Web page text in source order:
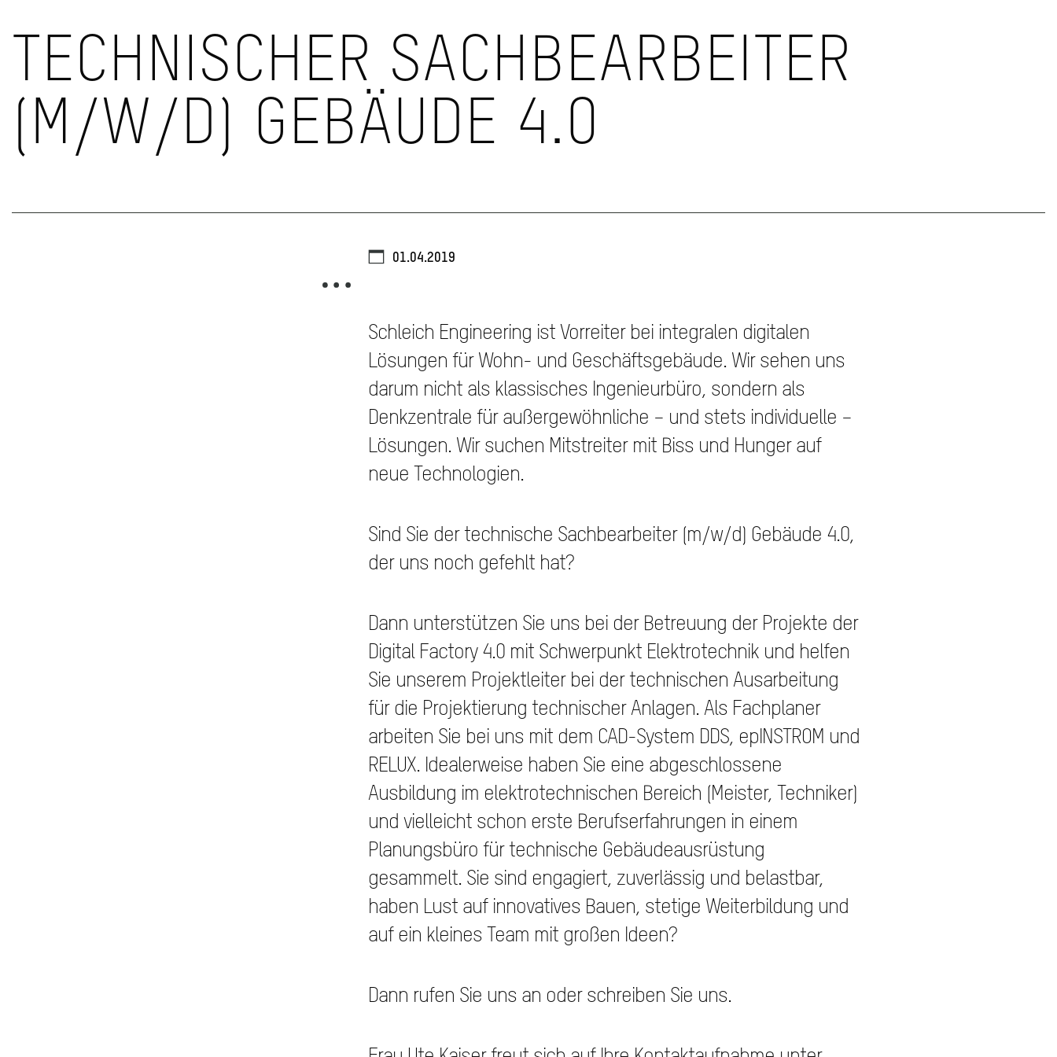
TECHNISCHER SACHBEARBEITER
(M/W/D) GEBÄUDE 4.0
01.04.2019
Schleich Engineering ist Vorreiter bei integralen digitalen
Lösungen für Wohn- und Geschäftsgebäude. Wir sehen uns
darum nicht als klassisches Ingenieurbüro, sondern als
Denkzentrale für außergewöhnliche – und stets individuelle –
Lösungen. Wir suchen Mitstreiter mit Biss und Hunger auf
neue Technologien.
Sind Sie der technische Sachbearbeiter (m/w/d) Gebäude 4.0,
der uns noch gefehlt hat?
Dann unterstützen Sie uns bei der Betreuung der Projekte der
Digital Factory 4.0 mit Schwerpunkt Elektrotechnik und helfen
Sie unserem Projektleiter bei der technischen Ausarbeitung
für die Projektierung technischer Anlagen. Als Fachplaner
arbeiten Sie bei uns mit dem CAD-System DDS, epINSTROM und
RELUX. Idealerweise haben Sie eine abgeschlossene
Ausbildung im elektrotechnischen Bereich (Meister, Techniker)
und vielleicht schon erste Berufserfahrungen in einem
Planungsbüro für technische Gebäudeausrüstung
gesammelt. Sie sind engagiert, zuverlässig und belastbar,
haben Lust auf innovatives Bauen, stetige Weiterbildung und
auf ein kleines Team mit großen Ideen?
Dann rufen Sie uns an oder schreiben Sie uns.